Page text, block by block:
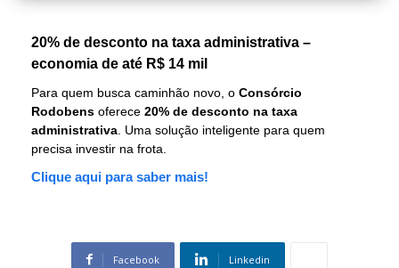
20% de desconto na taxa administrativa –
economia de até R$ 14 mil
Para quem busca caminhão novo, o Consórcio
Rodobens oferece 20% de desconto na taxa
administrativa . Uma solução inteligente para quem
precisa investir na frota.
Clique aqui para saber mais!
Facebook Linkedin